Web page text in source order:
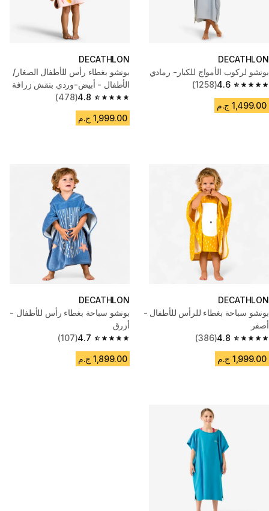
DECATHLON
بونشو لركوب الأمواج للكبار- رمادي
4.6
4.6 out of 5 stars from 1258 reviews
(1258)
1,499.00 ج.م
DECATHLON
بونشو بغطاء رأس للأطفال الصغار/
الأطفال - أبيض-وردي بنقش زرافة
4.8
4.8 out of 5 stars from 478 reviews
(478)
1,999.00 ج.م
DECATHLON
بونشو سباحة بغطاء للرأس للأطفال -
أصفر
4.8
4.8 out of 5 stars from 386 reviews
(386)
1,999.00 ج.م
DECATHLON
بونشو سباحة بغطاء رأس للأطفال -
أزرق
4.7
4.7 out of 5 stars from 107 reviews
(107)
1,899.00 ج.م